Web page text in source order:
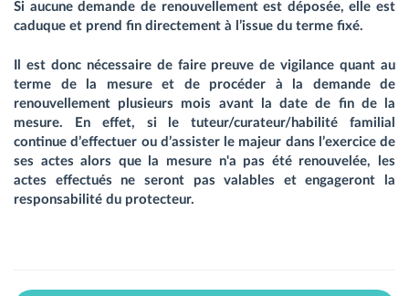
Si aucune demande de renouvellement est déposée, elle est
caduque et prend fin directement à l’issue du terme fixé.
Il est donc nécessaire de faire preuve de vigilance quant au
terme de la mesure et de procéder à la demande de
renouvellement plusieurs mois avant la date de fin de la
mesure. En effet, si le tuteur/curateur/habilité familial
continue d’effectuer ou d’assister le majeur dans l’exercice de
ses actes alors que la mesure n'a pas été renouvelée, les
actes effectués ne seront pas valables et engageront la
responsabilité du protecteur.